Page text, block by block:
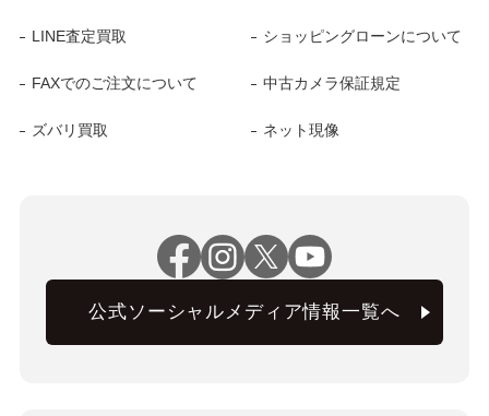
LINE査定買取 ショッピングローンについて
FAXでのご注文について 中古カメラ保証規定
ズバリ買取 ネット現像
公式ソーシャルメディア情報一覧へ